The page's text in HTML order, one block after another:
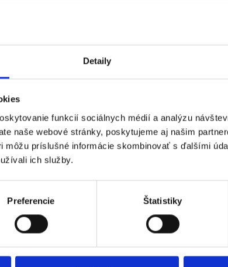
Detaily
funkcií sociálnych médií a analýzu
naše webové stránky, poskytujeme aj našim
môžu príslušné informácie skombinovať s ďalšími
ich služby.
Preferencie Štatistiky